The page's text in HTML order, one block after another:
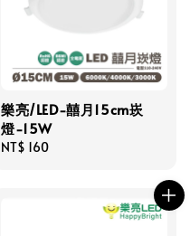
樂亮/LED-囍月15cm崁
燈-15W
Regular
NT$ 160